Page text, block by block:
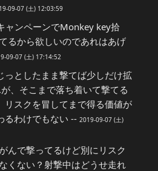
09-07 (土) 12:03:59
ャンペーンでMonkey key拾
るから欲しいのであれはあげ
09-07 (土) 17:14:52
っとしたまま撃てば少しだけ拡
、そこまで落ち着いて撃てる
リスクを冒してまで得る価値が
るわけでもない -- 2019-09-07 (土)
んで撃ってるけど別にリスク
くない？射撃中はどうせ走れ